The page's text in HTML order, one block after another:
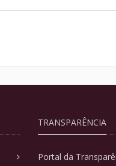
município.
TRANSPARÊNCIA
Portal da